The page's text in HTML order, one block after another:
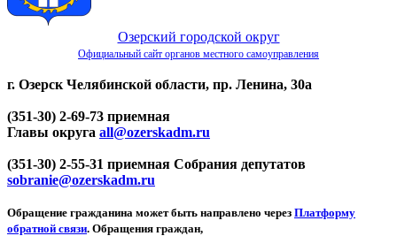
Озерский городской округ
Официальный сайт органов местного самоуправления
г. Озерск Челябинской области, пр. Ленина, 30а
(351-30) 2-69-73 приемная
Главы округа all@ozerskadm.ru
(351-30) 2-55-31 приемная Собрания депутатов
sobranie@ozerskadm.ru
Обращение гражданина может быть направлено через Платформу
обратной связи. Обращения граждан,